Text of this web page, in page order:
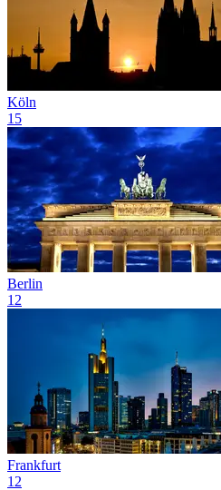
Köln
15
Berlin
12
Frankfurt
12